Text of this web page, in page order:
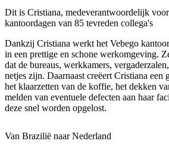
Dit is Cristiana, medeverantwoordelijk
kantoordagen van 85 tevreden collega's
Dankzij Cristiana werkt het Vebego
in een prettige en schone werkomgeving.
dat de bureaus, werkkamers,
netjes zijn. Daarnaast creëert Cristiana
het klaarzetten van de koffie, het dekken
melden van eventuele defecten aan haar
deze snel worden opgelost.
Van Brazilië naar Nederland